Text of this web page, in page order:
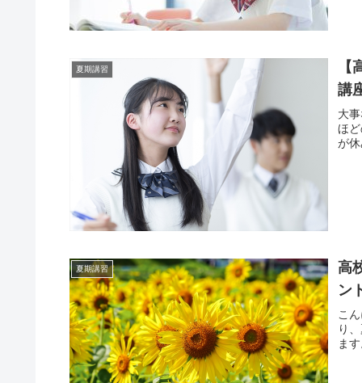
夏期講習
講
大
ほ
が
夏期講習
高
ン
こ
り
ま